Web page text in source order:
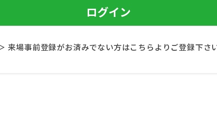
来場事前登録がお済みでない方はこちらよりご登録下さ